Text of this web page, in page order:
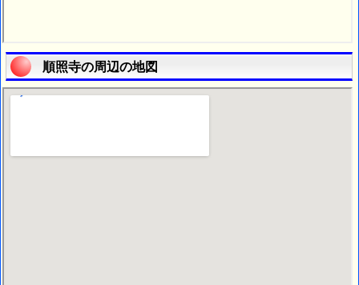
順照寺の周辺の地図